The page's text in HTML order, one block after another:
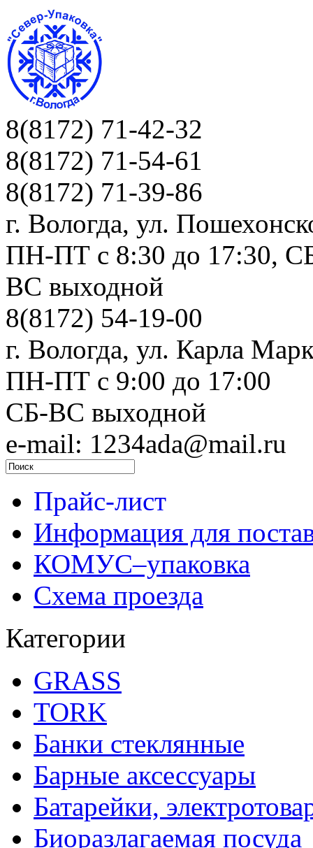
8(8172) 71-42-32
8(8172) 71-54-61
8(8172) 71-39-86
г. Вологда, ул.
ПН-ПТ c 8:30 до 17:30,
ВС выходной
8(8172) 54-19-00
г. Вологда, ул. Карла
ПН-ПТ c 9:00 до 17:00
СБ-ВС выходной
e-mail: 1234ada@mail.ru
Прайс-лист
Информация для
КОМУС–упаковка
Схема проезда
Категории
GRASS
TORK
Банки стеклянные
Барные аксессуары
Батарейки,
Биоразлагаемая посуда